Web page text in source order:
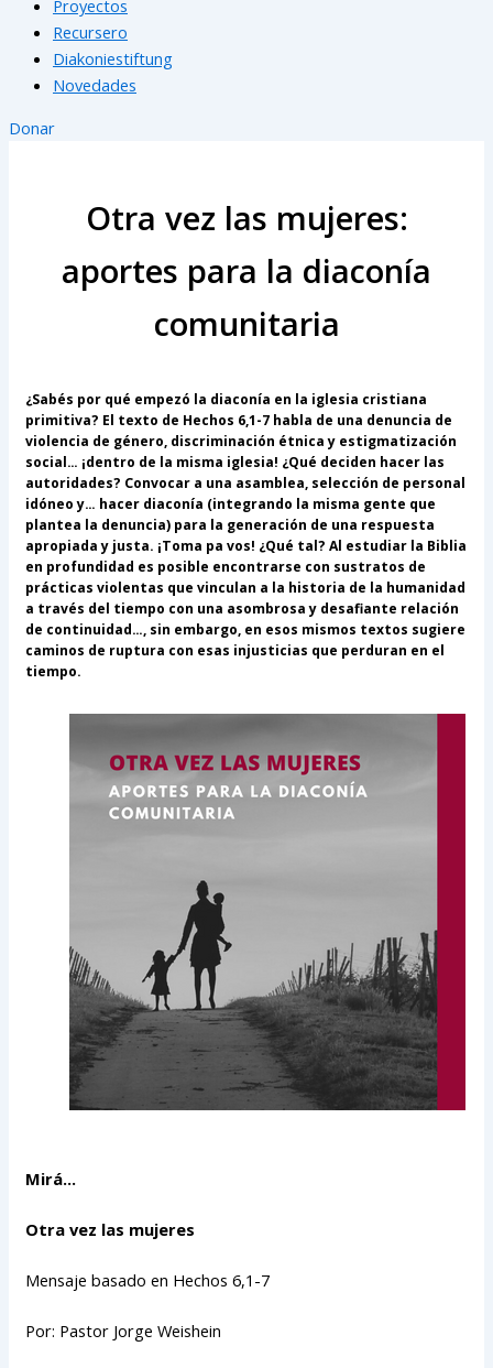
Proyectos
Recursero
Diakoniestiftung
Novedades
Donar
Otra vez las mujeres:
aportes para la diaconía
comunitaria
¿Sabés por qué empezó la diaconía en la iglesia cristiana
primitiva? El texto de Hechos 6,1-7 habla de una denuncia de
violencia de género, discriminación étnica y estigmatización
social… ¡dentro de la misma iglesia! ¿Qué deciden hacer las
autoridades? Convocar a una asamblea, selección de personal
idóneo y… hacer diaconía (integrando la misma gente que
plantea la denuncia) para la generación de una respuesta
apropiada y justa. ¡Toma pa vos! ¿Qué tal? Al estudiar la Biblia
en profundidad es posible encontrarse con sustratos de
prácticas violentas que vinculan a la historia de la humanidad
a través del tiempo con una asombrosa y desafiante relación
de continuidad…, sin embargo, en esos mismos textos sugiere
caminos de ruptura con esas injusticias que perduran en el
tiempo.
Mirá…
Otra vez las mujeres
Mensaje basado en Hechos 6,1-7
Por: Pastor Jorge Weishein